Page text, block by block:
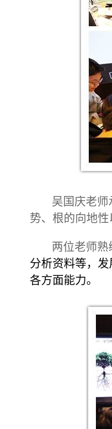
吴国庆老
势、根的向地
两位老师
分析资料等，
各方面能力。